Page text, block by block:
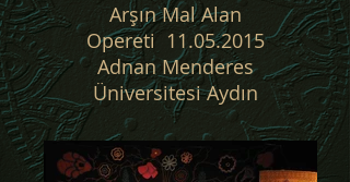
Arşın Mal Alan
Opereti 11.05.2015
Adnan Menderes
Üniversitesi Aydın